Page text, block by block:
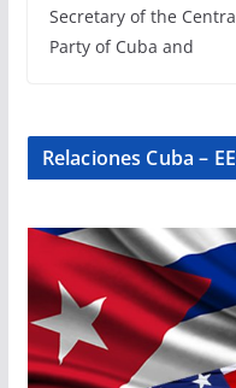
Secretary of the
Party of Cuba and
Relaciones Cuba –